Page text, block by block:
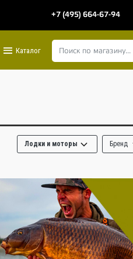
+7 (495) 664-67-94
Каталог
Лодки и моторы Бренд